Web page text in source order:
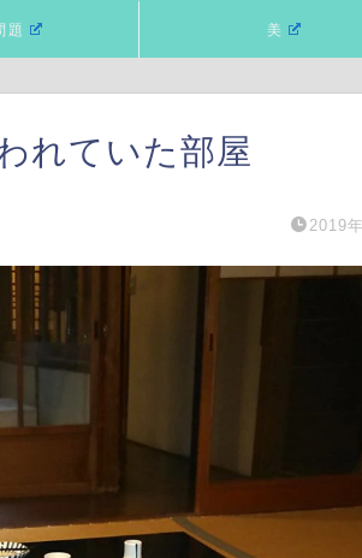
題 美
れていた部屋
2019